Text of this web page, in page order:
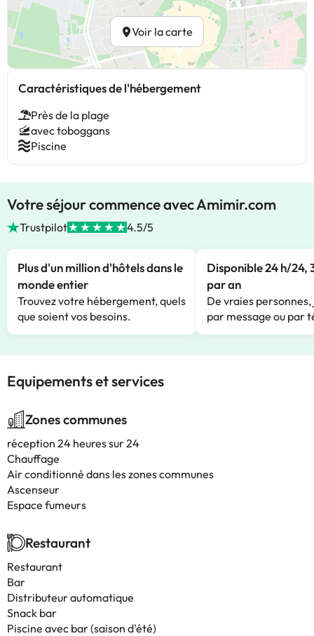
Voir la carte
Caractéristiques de l'hébergement
Près de la plage
avec toboggans
Piscine
Votre séjour commence avec Amimir.com
Trustpilot 4.5/5
Plus d'un million d'hôtels dans le
monde entier
Trouvez votre hébergement, quels
que soient vos besoins.
Disponible 24 h/24,
par an
De vraies
par message ou par
Equipements et services
Zones communes
réception 24 heures sur 24
Chauffage
Air conditionné dans les zones communes
Ascenseur
Espace fumeurs
Restaurant
Restaurant
Bar
Distributeur automatique
Snack bar
Piscine avec bar (saison d'été)